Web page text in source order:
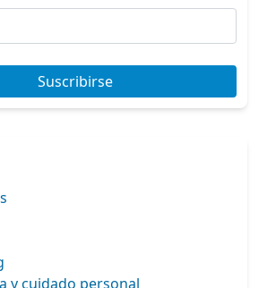
Suscribirse
y cuidado personal